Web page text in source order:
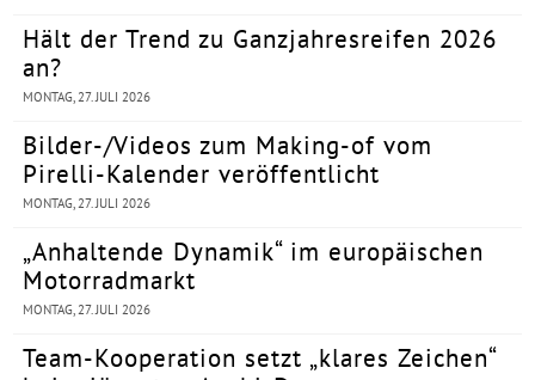
Hält der Trend zu Ganzjahresreifen 2026
an?
MONTAG, 27. JULI 2026
Bilder-/Videos zum Making-of vom
Pirelli-Kalender veröffentlicht
MONTAG, 27. JULI 2026
„Anhaltende Dynamik“ im europäischen
Motorradmarkt
MONTAG, 27. JULI 2026
Team-Kooperation setzt „klares Zeichen“